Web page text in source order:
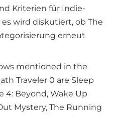
Kriterien für Indie-
wird diskutiert, ob The
erneut
mentioned in the
Traveler 0 are Sleep
4: Beyond, Wake Up
Mystery, The Running